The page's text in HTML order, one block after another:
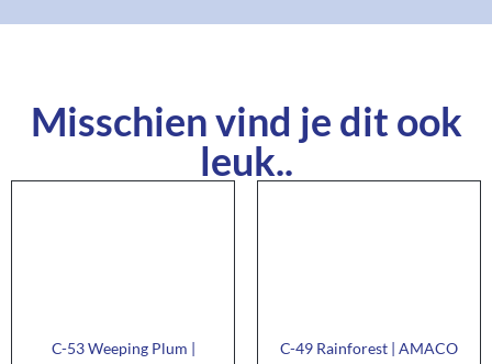
Misschien vind je dit ook
leuk..
C-53 Weeping Plum |
C-49 Rainforest | AMACO